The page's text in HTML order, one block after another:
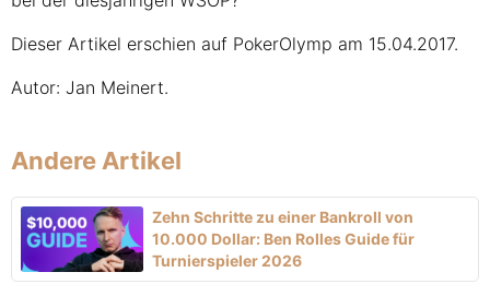
Dieser Artikel erschien auf PokerOlymp am 15.04.2017.
Autor: Jan Meinert.
Andere Artikel
Zehn Schritte zu einer Bankroll von
10.000 Dollar: Ben Rolles Guide für
Turnierspieler 2026